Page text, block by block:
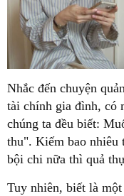
Nhắc đến chuyện
tài chính gia đình, có
chúng ta đều biết:
thu". Kiếm bao nhiêu
bội chi nữa thì quả
Tuy nhiên, biết là